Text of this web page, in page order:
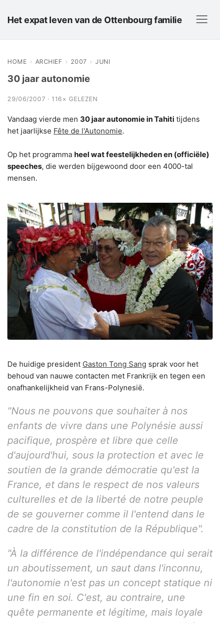
Het expat leven van de Ottenbourg familie
HOME › ARCHIEF › 2007 › JUNI
30 jaar autonomie
29/06/2007 · 116× GELEZEN
Vandaag vierde men 30 jaar autonomie in Tahiti tijdens
het jaarlijkse Fête de l'Autonomie.
Op het programma heel wat feestelijkheden en (officiële)
speeches, die werden bijgewoond door een 4000-tal
mensen.
De huidige president Gaston Tong Sang sprak voor het
behoud van nauwe contacten met Frankrijk en tegen een
onafhankelijkheid van Frans-Polynesië.
"Nous ne pouvons que souhaiter à nos
enfants de vivre dans une Polynésie aussi
pacifique, prospère et libre que celle
d'aujourd'hui, sous la protection et avec le
soutien de la grande démocratie qu'est la
France, et dans le respect de nos valeurs
culturelles et de la liberté de notre peuple
de se gouverner comme il l'entend dans le
cadre de la constitution de la République".
"À la différence de l'indépendance qui serait
un aboutissement, un saut dans l'inconnu,
l'autonomie n'est pas un concept statique ni
une fin en soi. C'est, au contraire, une
quête permanente et légitime, mais loyale